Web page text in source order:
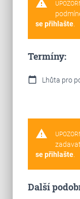
warning
se přihlašte.
Termíny:
calendar_today Lhůta pro
warning
se přihlašte.
Další